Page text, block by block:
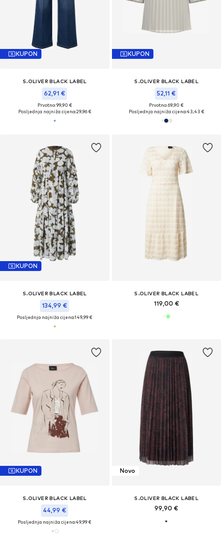
KUPON
S.OLIVER BLACK LABEL
62,91 €
Prvotno: 99,90 €
Posljednja najniža cijena:29,96 €
KUPON
S.OLIVER BLACK LABEL
52,11 €
Prvotno: 69,90 €
Posljednja najniža cijena:43,43 €
KUPON
S.OLIVER BLACK LABEL
134,99 €
Posljednja najniža cijena:149,99 €
S.OLIVER BLACK LABEL
119,00 €
KUPON
S.OLIVER BLACK LABEL
44,99 €
Posljednja najniža cijena:49,99 €
Novo
S.OLIVER BLACK LABEL
99,90 €